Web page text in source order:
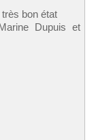
bon état
Dupuis et